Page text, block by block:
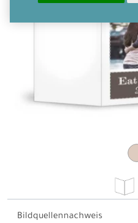
Bildquellennachweis